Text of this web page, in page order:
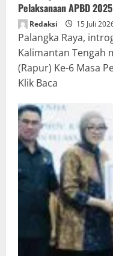
Pelaksanaan APBD 2025
Redaksi 15 Juli
Palangka Raya,
Kalimantan Tengah
(Rapur) Ke-6 Masa
Klik Baca
about
Rapur
Pendapat
Akhir
Gubernur
atas
Persetujuan
Bersama
Raperda